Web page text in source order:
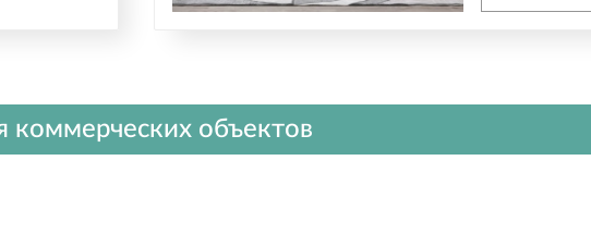
коммерческих объектов